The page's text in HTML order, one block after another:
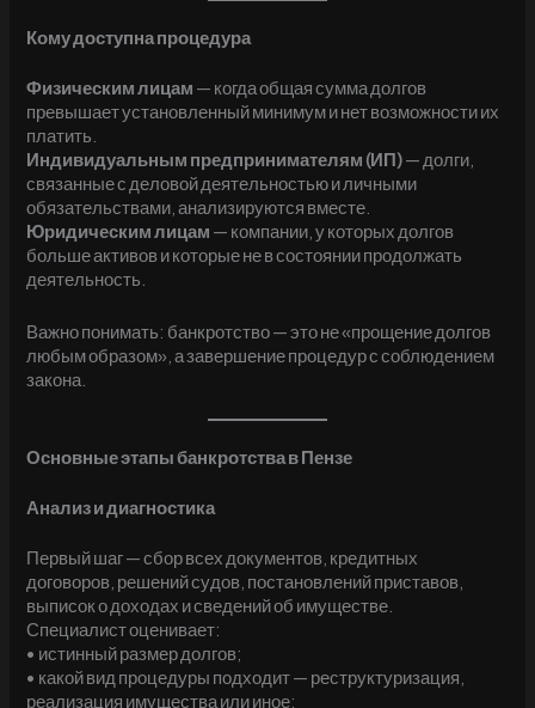
Кому доступна процедура
Физическим лицам — когда общая сумма долгов
превышает установленный минимум и нет возможности их
платить.
Индивидуальным предпринимателям (ИП)— долги,
связанные с деловой деятельностью и личными
обязательствами, анализируются вместе.
Юридическим лицам — компании, у которых долгов
больше активов и которые не в состоянии продолжать
деятельность.
Важно понимать: банкротство — это не «прощение долгов
любым образом», а завершение процедур с соблюдением
закона.
Основные этапы банкротства в Пензе
Анализ и диагностика
Первый шаг — сбор всех документов, кредитных
договоров, решений судов, постановлений приставов,
выписок о доходах и сведений об имуществе.
Специалист оценивает:
• истинный размер долгов;
• какой вид процедуры подходит — реструктуризация,
реализация имущества или иное;